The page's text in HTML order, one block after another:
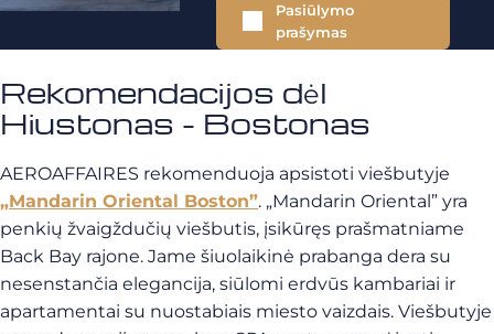
Pasiūlymo
prašymas
Rekomendacijos dėl
Hiustonas - Bostonas
AEROAFFAIRES rekomenduoja apsistoti viešbutyje
„Mandarin Oriental Boston”. „Mandarin Oriental” yra
penkių žvaigždučių viešbutis, įsikūręs prašmatniame
Back Bay rajone. Jame šiuolaikinė prabanga dera su
nesenstančia elegancija, siūlomi erdvūs kambariai ir
apartamentai su nuostabiais miesto vaizdais. Viešbutyje